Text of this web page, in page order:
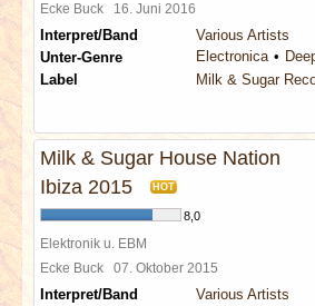
Ecke Buck 16. Juni 2016
Interpret/Band
Various Artists
Unter-Genre
Electronica
Label
Milk & Sugar
Milk & Sugar House Nation
Ibiza 2015
HOT
8,0
Elektronik u. EBM
Ecke Buck 07. Oktober 2015
Interpret/Band Various Artists